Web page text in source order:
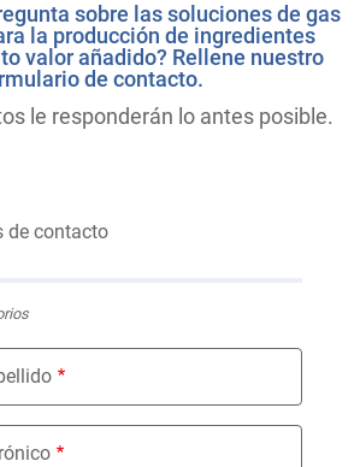
sobre las soluciones de gas
la producción de ingredientes
valor añadido? Rellene nuestro
de contacto.
le responderán lo antes posible.
de contacto